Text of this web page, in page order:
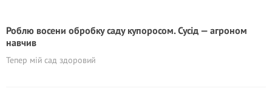
Роблю восени обробку саду купоросом. Сусід — агроном
навчив
Тепер мій сад здоровий